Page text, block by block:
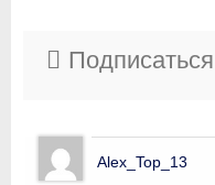
Подписаться
Alex_Top_13